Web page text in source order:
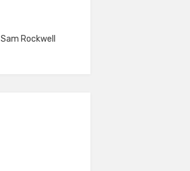
Sam Rockwell